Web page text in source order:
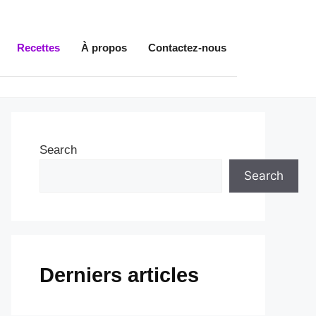
Recettes À propos Contactez-nous
Search
Search
Derniers articles